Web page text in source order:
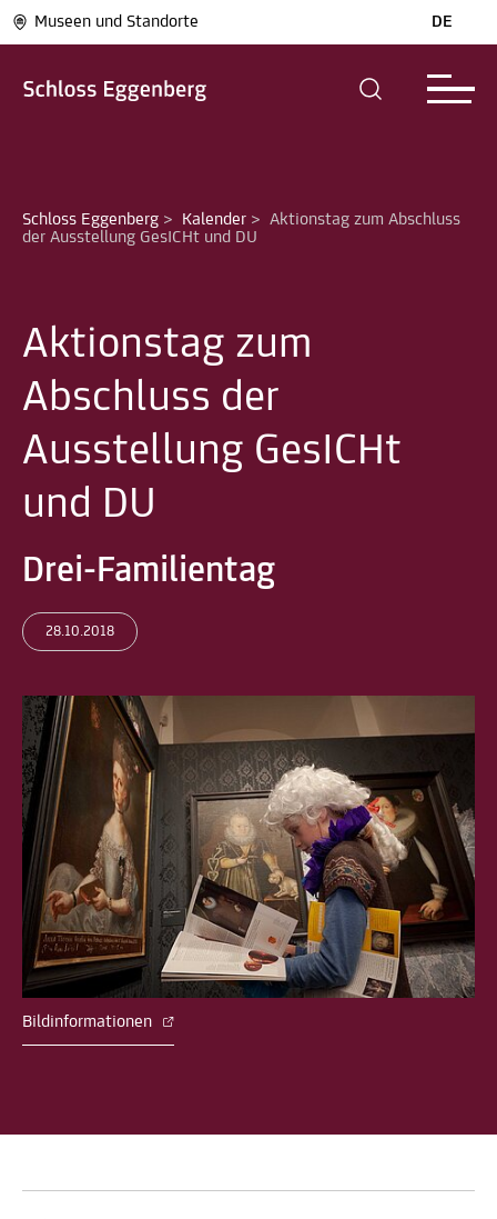
Museen und Standorte DE
Schloss Eggenberg > Kalender > Aktionstag zum Abschluss
der Ausstellung GesICHt und DU
Aktionstag zum
Abschluss der
Ausstellung GesICHt
und DU
Drei-Familientag
28.10.2018
Bildinformationen